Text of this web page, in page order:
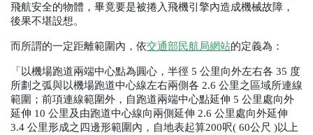
飛航安全的物體，畢竟要是被捲入飛機引擎內造成機械故障，
後果不堪設想。
而所謂的一定距離範圍內，依交通部民航局網站的定義為：
「以機場跑道兩端中心點為圓心，半徑 5 公里向外左右各 35 度
所劃之弧與以機場跑道中心線左右兩側各 2.6 公里之區域所連線
範圍；前項連線範圍外，自跑道兩端中心點延伸 5 公里處向外
延伸 10 公里及由跑道中心線向兩側延伸 2.6 公里處向外延伸
3.4 公里形成之四邊形範圍內，自地表起算200呎( 60公尺 )以上